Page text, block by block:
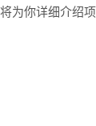
为你详细介绍项